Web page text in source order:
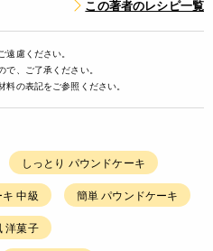
この著者のレシピ一覧
慮ください。
、ご了承ください。
の表記をご参照ください。
しっとり パウンドケーキ
中級 簡単 パウンドケーキ
洋菓子